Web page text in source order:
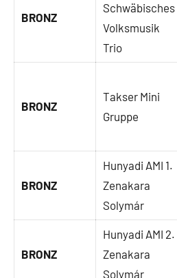
BRONZ
Schwäbisches
Volksmusik
Trio
BRONZ
Takser Mini
Gruppe
BRONZ
Hunyadi AMI 1.
Zenakara
Solymár
BRONZ
Hunyadi AMI 2.
Zenakara
Solymár